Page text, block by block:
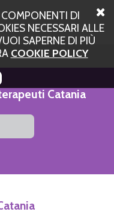
DI
NECESSARI ALLE
SAPERNE DI PIÙ
COOKIE POLICY
Catania